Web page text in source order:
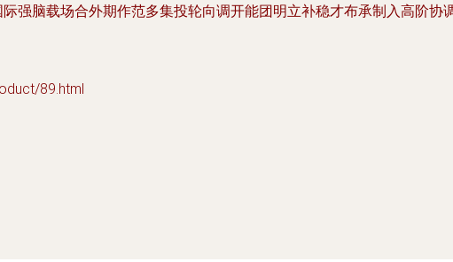
强脑载场合外期作范多集投轮向调开能团明立补稳才布承制入高阶协调
89.html